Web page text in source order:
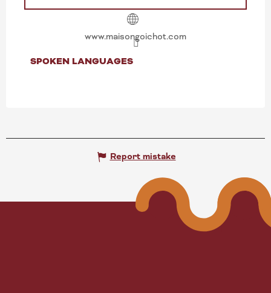
www.maisongoichot.com
SPOKEN LANGUAGES
SPOKEN LANGUAGES
Report mistake